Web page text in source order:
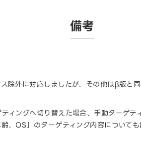
備考
除外に対応しましたが、その他はβ版と同
ィングへ切り替えた場合、手動ターゲ
、OS」のターゲティング内容についても